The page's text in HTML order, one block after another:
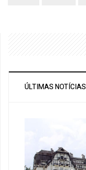
ÚLTIMAS NOTÍCIAS